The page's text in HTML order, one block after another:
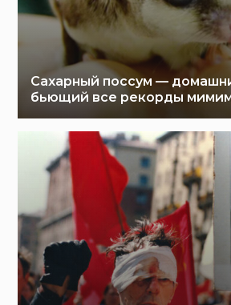
Сахарный поссум —
бьющий все рекорды